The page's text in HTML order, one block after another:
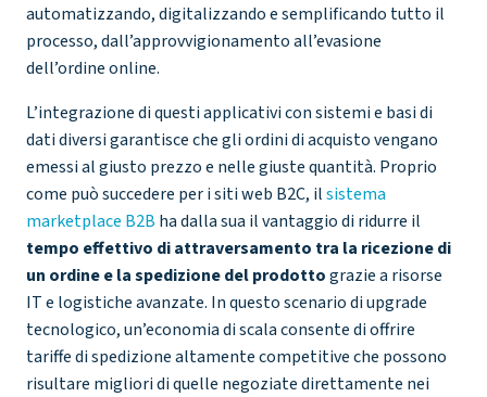
automatizzando, digitalizzando e semplificando tutto il
processo, dall’approvvigionamento all’evasione
dell’ordine online.
L’integrazione di questi applicativi con sistemi e basi di
dati diversi garantisce che gli ordini di acquisto vengano
emessi al giusto prezzo e nelle giuste quantità. Proprio
come può succedere per i siti web B2C, ilsistema
marketplace B2B ha dalla sua il vantaggio di ridurre il
tempo effettivo di attraversamento tra la ricezione di
un ordine e la spedizione del prodottograzie a risorse
IT e logistiche avanzate. In questo scenario di upgrade
tecnologico, un’economia di scala consente di offrire
tariffe di spedizione altamente competitive che possono
risultare migliori di quelle negoziate direttamente nei